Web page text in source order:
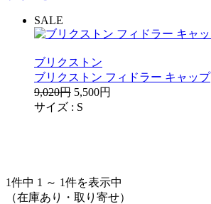
SALE
ブリクストン
ブリクストン フィドラー キャップ
9,020円 5,500円
サイズ : S
1件中 1 ～ 1件を表示中
（在庫あり・取り寄せ）